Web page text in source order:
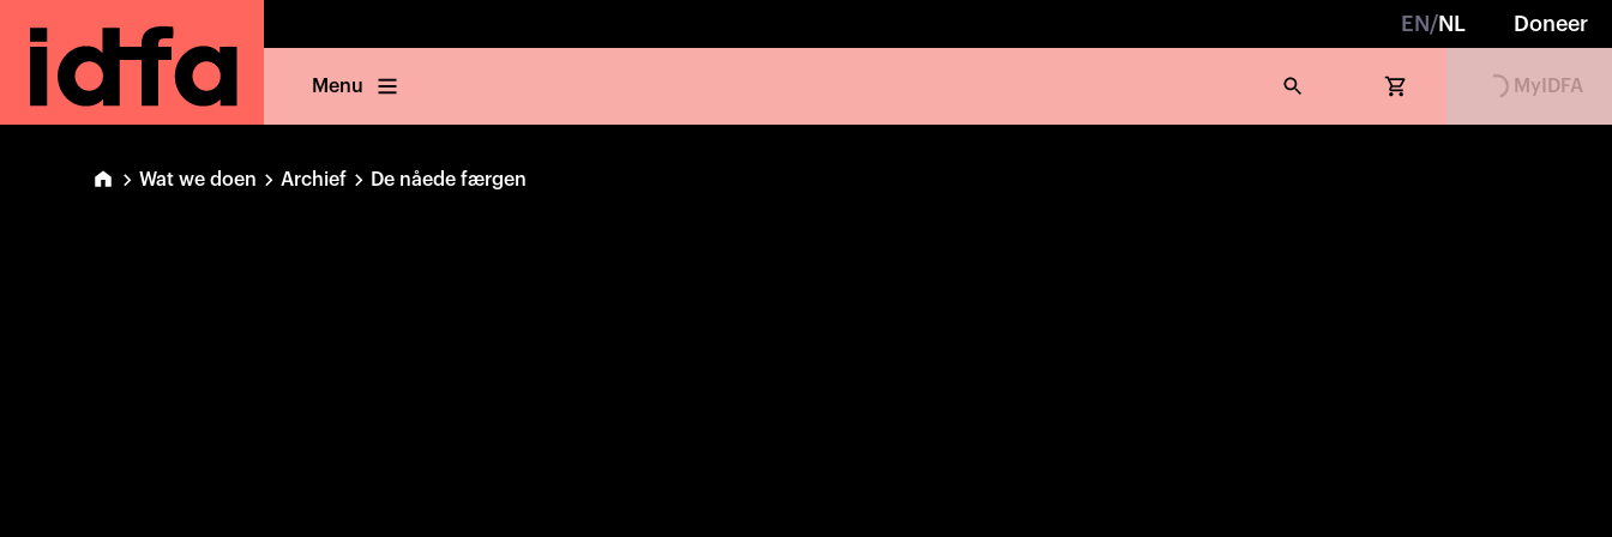
EN /NL Doneer
Menu Loading...MyIDFA
Wat we doen Archief De nåede færgen